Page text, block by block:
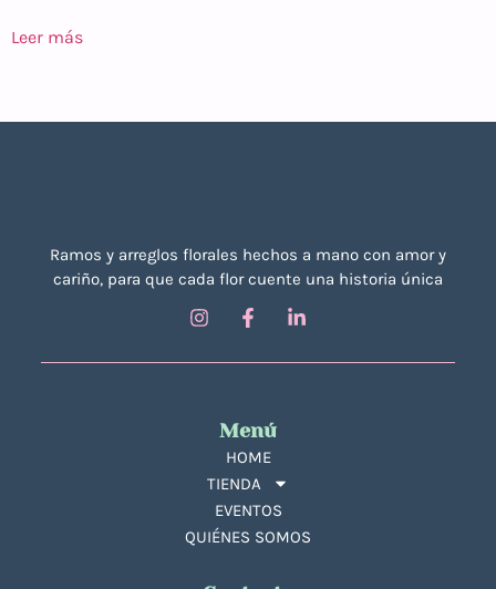
Leer más
Ramos y arreglos florales hechos a mano con amor y
cariño, para que cada flor cuente una historia única
Menú
HOME
TIENDA
EVENTOS
QUIÉNES SOMOS